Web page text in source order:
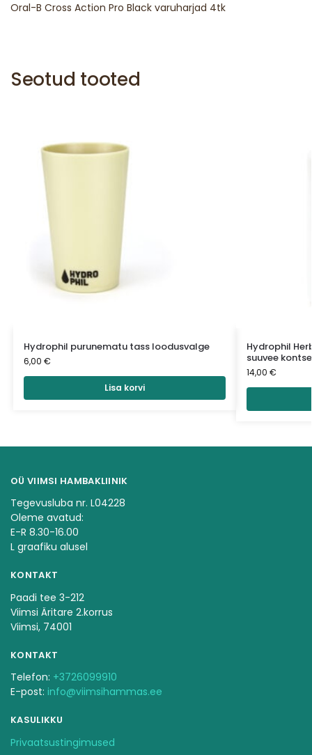
Oral-B Cross Action Pro Black varuharjad 4tk
Seotud tooted
Hydrophil purunematu tass loodusvalge
6,00 €
Lisa korvi
Hydrophil
suuvee
14,00 €
OÜ VIIMSI HAMBAKLIINIK
Tegevusluba nr. L04228
Oleme avatud:
E-R 8.30-16.00
L graafiku alusel
KONTAKT
Paadi tee 3-212
Viimsi Äritare 2.korrus
Viimsi, 74001
KONTAKT
Telefon: +3726099910
E-post: info@viimsihammas.ee
KASULIKKU
Privaatsustingimused